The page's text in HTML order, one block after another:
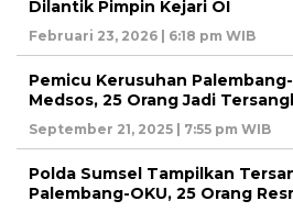
Dilantik Pimpin Kejari OI
Februari 23, 2026 | 6:18 pm WIB
Pemicu Kerusuhan
Medsos, 25 Orang Jadi
September 21, 2025 | 7:55 pm WIB
Polda Sumsel Tampilkan
Palembang-OKU, 25 Orang